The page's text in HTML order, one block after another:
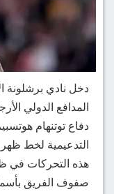
دخل نادي برشلونة
المدافع الدولي
دفاع توتنهام
التدعيمية لخط ظهر
هذه التحركات في ظل
صفوف الفريق